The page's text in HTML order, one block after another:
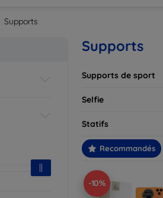
Supports
Supports
Supports de sport
Selfie
Statifs
Recommandés
-10%